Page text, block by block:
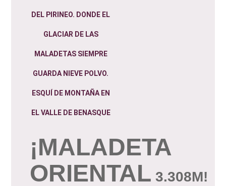
DEL PIRINEO. DONDE EL
GLACIAR DE LAS
MALADETAS SIEMPRE
GUARDA NIEVE POLVO.
ESQUÍ DE MONTAÑA EN
EL VALLE DE BENASQUE
¡MALADETA
ORIENTAL 3.308M!